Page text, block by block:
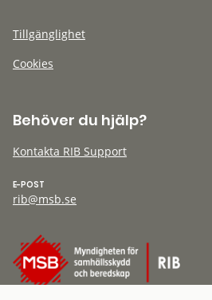
Tillgänglighet
Cookies
Behöver du hjälp?
Kontakta RIB Support
E-POST
rib@msb.se